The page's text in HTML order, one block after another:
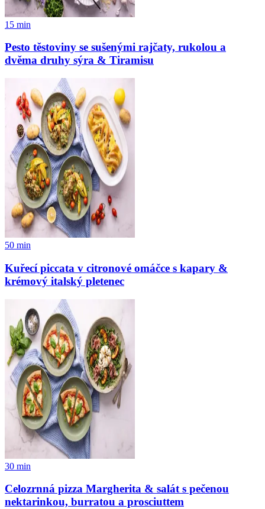
15 min
Pesto těstoviny se sušenými rajčaty, rukolou a
dvěma druhy sýra & Tiramisu
50 min
Kuřecí piccata v citronové omáčce s kapary &
krémový italský pletenec
30 min
Celozrnná pizza Margherita & salát s pečenou
nektarinkou, burratou a prosciuttem